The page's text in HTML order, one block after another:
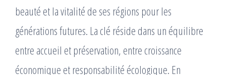
beauté et la vitalité de ses régions pour les
générations futures. La clé réside dans un équilibre
entre accueil et préservation, entre croissance
économique et responsabilité écologique. En